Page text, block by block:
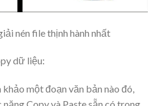
nén file thịnh hành nhất
dữ liệu:
khảo một đoạn văn bản nào đó,